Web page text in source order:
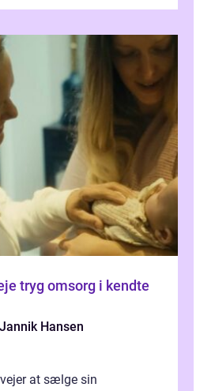
Jannik Hansen
at sælge sin